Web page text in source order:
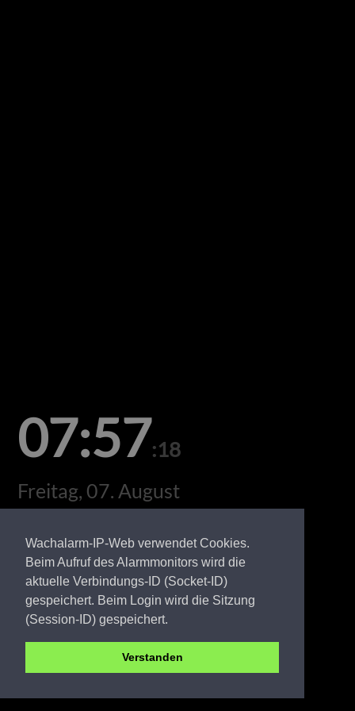
Wachalarm-IP-Web verwendet Cookies.
Beim Aufruf des Alarmmonitors wird die
aktuelle Verbindungs-ID (Socket-ID)
gespeichert. Beim Login wird die Sitzung
(Session-ID) gespeichert.
Verstanden
07:57:18
Freitag, 07. August
EE FW Proßmarke